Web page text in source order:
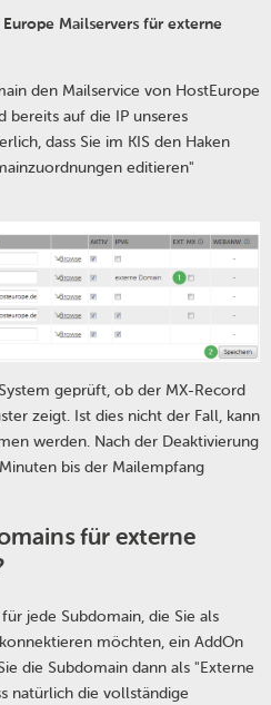
Mailservers für externe
den Mailservice von HostEurope
bereits auf die IP unseres
dass Sie im KIS den Haken
editieren"
geprüft, ob der MX-Record
zeigt. Ist dies nicht der Fall, kann
werden. Nach der Deaktivierung
bis der Mailempfang
für externe
jede Subdomain, die Sie als
möchten, ein AddOn
die Subdomain dann als "Externe
natürlich die vollständige